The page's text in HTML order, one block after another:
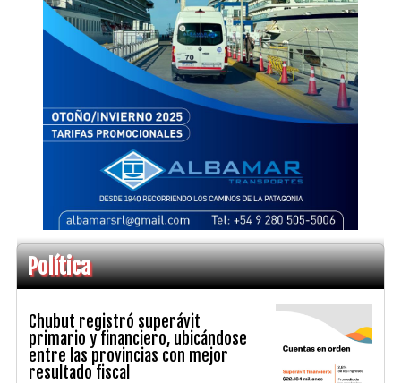
Política
Chubut registró superávit
primario y financiero, ubicándose
entre las provincias con mejor
resultado fiscal